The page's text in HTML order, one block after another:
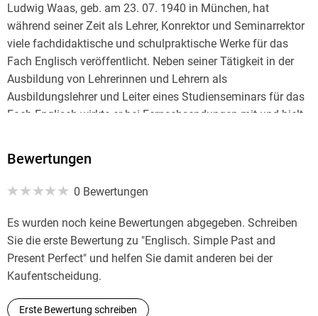
Puchheim, Hauschka Verlag GmbH,
info@hauschkaverlag.de
Ludwig Waas, geb. am 23. 07. 1940 in München, hat
während seiner Zeit als Lehrer, Konrektor und Seminarrektor
viele fachdidaktische und schulpraktische Werke für das
Fach Englisch veröffentlicht. Neben seiner Tätigkeit in der
Ausbildung von Lehrerinnen und Lehrern als
Ausbildungslehrer und Leiter eines Studienseminars für das
Fach Englisch wirkte er bei Fernsehsendungen mit und hielt
die Pädagogische Universität Archangelsk (Russland), wo
besonders seine Seminare und Vorlesungen zum
(Suggestopädie), zum Leistungsmonitoring und dem
Fremdsprachenfrühbeginn auf reges Interesse stießen.
Derzeit beschäftigt er sich vorwiegend mit dem Übergang zu
autonomem Lernen im Zusammenhang mit
Bewertungen
0 Bewertungen
Es wurden noch keine Bewertungen abgegeben. Schreiben
Sie die erste Bewertung zu "Englisch. Simple Past and
Present Perfect" und helfen Sie damit anderen bei der
Kaufentscheidung.
Erste Bewertung schreiben